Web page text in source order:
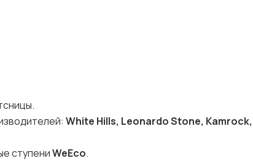
White Hills, Leonardo Stone, Kamrock,
ступениWeEco.